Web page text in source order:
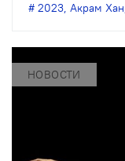
Акрама
2023, Акрам Хан
НОВОСТИ